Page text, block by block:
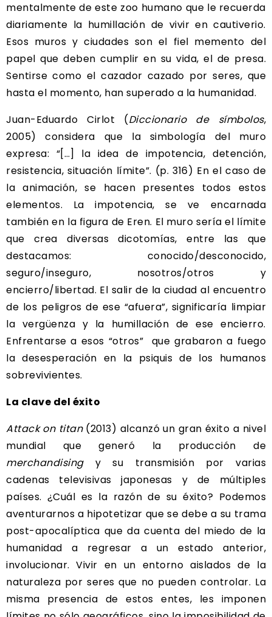
mentalmente de este zoo humano que le recuerda
diariamente la humillación de vivir en cautiverio.
Esos muros y ciudades son el fiel memento del
papel que deben cumplir en su vida, el de presa.
Sentirse como el cazador cazado por seres, que
hasta el momento, han superado a la humanidad.
Juan-Eduardo Cirlot (Diccionario de símbolos,
2005) considera que la simbología del muro
expresa: “[…] la idea de impotencia, detención,
resistencia, situación límite”. (p. 316) En el caso de
la animación, se hacen presentes todos estos
elementos. La impotencia, se ve encarnada
también en la figura de Eren. El muro sería el límite
que crea diversas dicotomías, entre las que
destacamos: conocido/desconocido,
seguro/inseguro, nosotros/otros y
encierro/libertad. El salir de la ciudad al encuentro
de los peligros de ese “afuera”, significaría limpiar
la vergüenza y la humillación de ese encierro.
Enfrentarse a esos “otros” que grabaron a fuego
la desesperación en la psiquis de los humanos
sobrevivientes.
La clave del éxito
Attack on titan(2013) alcanzó un gran éxito a nivel
mundial que generó la producción de
merchandising y su transmisión por varias
cadenas televisivas japonesas y de múltiples
países. ¿Cuál es la razón de su éxito? Podemos
aventurarnos a hipotetizar que se debe a su trama
post-apocalíptica que da cuenta del miedo de la
humanidad a regresar a un estado anterior,
involucionar. Vivir en un entorno aislados de la
naturaleza por seres que no pueden controlar. La
misma presencia de estos entes, les imponen